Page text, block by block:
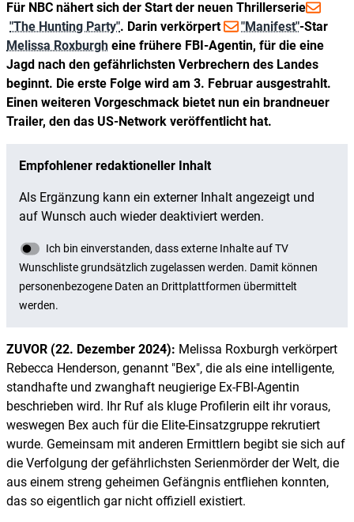
Für NBC nähert sich der Start der neuen Thrillerserie
"The Hunting Party". Darin verkörpert "Manifest"-Star
Melissa Roxburgh eine frühere FBI-Agentin, für die eine
Jagd nach den gefährlichsten Verbrechern des Landes
beginnt. Die erste Folge wird am 3. Februar ausgestrahlt.
Einen weiteren Vorgeschmack bietet nun ein brandneuer
Trailer, den das US-Network veröffentlicht hat.
ZUVOR (22. Dezember 2024): Melissa Roxburgh verkörpert
Rebecca Henderson, genannt "Bex", die als eine intelligente,
standhafte und zwanghaft neugierige Ex-FBI-Agentin
beschrieben wird. Ihr Ruf als kluge Profilerin eilt ihr voraus,
weswegen Bex auch für die Elite-Einsatzgruppe rekrutiert
wurde. Gemeinsam mit anderen Ermittlern begibt sie sich auf
die Verfolgung der gefährlichsten Serienmörder der Welt, die
aus einem streng geheimen Gefängnis entfliehen konnten,
das so eigentlich gar nicht offiziell existiert.